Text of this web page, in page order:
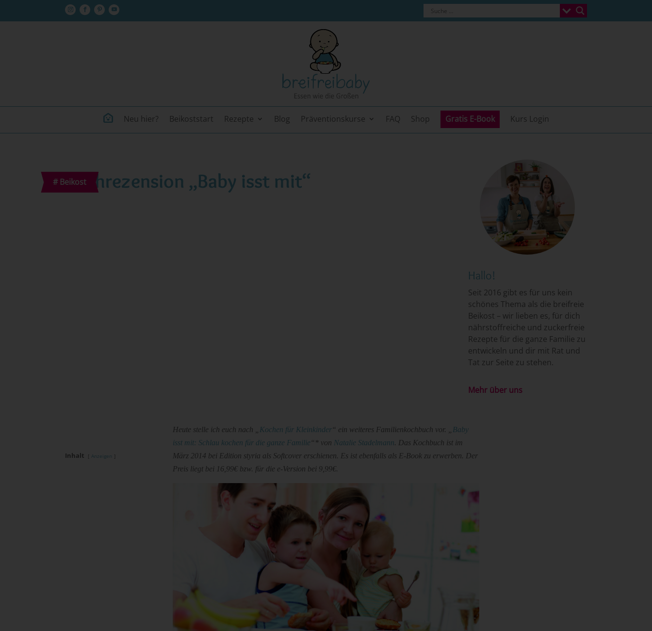
Neu hier? Beikoststart Rezepte Blog Präventionskurse FAQ Shop Gratis E-Book Kurs Login
# Beikost
Buchrezension „Baby isst mit“
Hallo!
Seit 2016 gibt es für uns kein
schönes Thema als die breifreie
Beikost – wir lieben es, für dich
nährstoffreiche und zuckerfreie
Rezepte für die ganze Familie zu
entwickeln und dir mit Rat und
Tat zur Seite zu stehen.
Mehr über uns
Inhalt Anzeigen
Heute stelle ich euch nach „ Kochen für Kleinkinder“ ein weiteres Familienkochbuch vor. „
Baby
isst mit: Schlau kochen für die ganze Familie“* von Natalie Stadelmann. Das Kochbuch ist im
März 2014 bei Edition styria als Softcover erschienen. Es ist ebenfalls als E-Book zu erwerben. Der
Preis liegt bei 16,99€ bzw. für die e-Version bei 9,99€.